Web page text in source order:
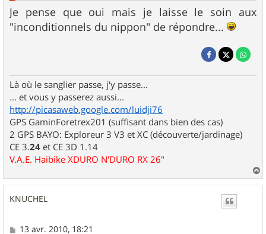
Je pense que oui mais je laisse le soin aux
"inconditionnels du nippon" de répondre...
Là où le sanglier passe, j'y passe...
... et vous y passerez aussi...
http://picasaweb.google.com/luidji76
GPS GaminForetrex201 (suffisant dans bien des cas)
2 GPS BAYO: Exploreur 3 V3 et XC (découverte/jardinage)
CE 3.24 et CE 3D 1.14
V.A.E. Haibike XDURO N'DURO RX 26"
a
u
KNUCHEL
M13 avr. 2010, 18:21